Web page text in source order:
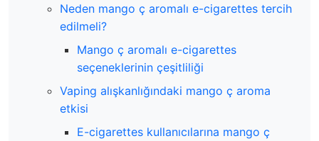
Neden mango ç aromalı e-cigarettes tercih
edilmeli?
Mango ç aromalı e-cigarettes
seçeneklerinin çeşitliliği
Vaping alışkanlığındaki mango ç aroma
etkisi
E-cigarettes kullanıcılarına mango ç